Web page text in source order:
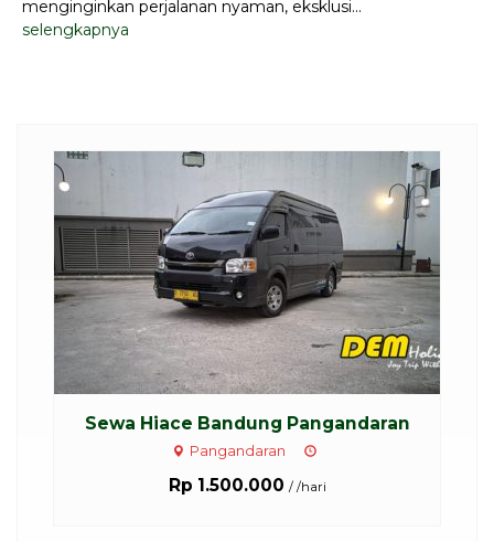
menginginkan perjalanan nyaman, eksklusi...
selengkapnya
Sewa Hiace Premio Bandung 10 - 1...
Harga Hubungi Kami